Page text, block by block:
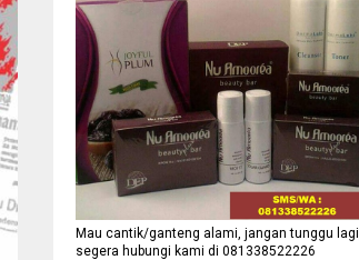
Mau cantik/ganteng alami, jangan tunggu lagi,
segera hubungi kami di 081338522226